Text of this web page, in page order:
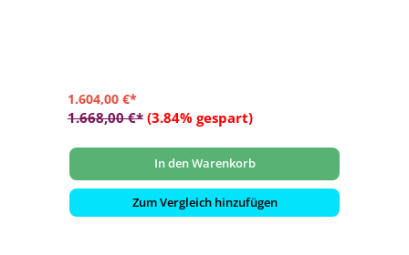
1.604,00 €*
1.668,00 €* (3.84% gespart)
In den Warenkorb
Zum Vergleich hinzufügen